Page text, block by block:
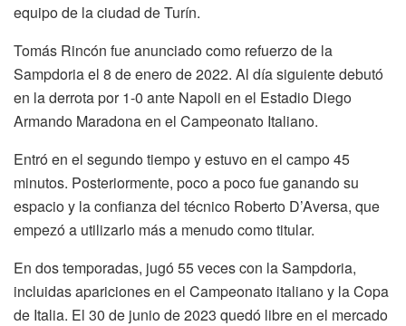
equipo de la ciudad de Turín.
Tomás Rincón fue anunciado como refuerzo de la
Sampdoria el 8 de enero de 2022. Al día siguiente debutó
en la derrota por 1-0 ante Napoli en el Estadio Diego
Armando Maradona en el Campeonato Italiano.
Entró en el segundo tiempo y estuvo en el campo 45
minutos. Posteriormente, poco a poco fue ganando su
espacio y la confianza del técnico Roberto D’Aversa, que
empezó a utilizarlo más a menudo como titular.
En dos temporadas, jugó 55 veces con la Sampdoria,
incluidas apariciones en el Campeonato italiano y la Copa
de Italia. El 30 de junio de 2023 quedó libre en el mercado